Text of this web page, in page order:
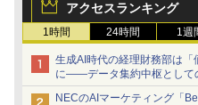
アクセスランキング
1時間 24時間 1週
生成AI時代の経理財務部は「
に――データ集約中枢として
NECのAIマーケティング「